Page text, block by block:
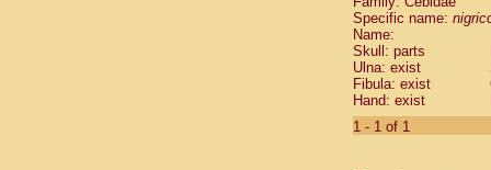
Cebidae
Cebidae
Cebidae
Cebidae
Cebidae
Cebidae
Cebidae
Specific name:
Name:
Skull: parts
Ulna: exist
Fibula: exist
Hand: exist
1 - 1 of 1